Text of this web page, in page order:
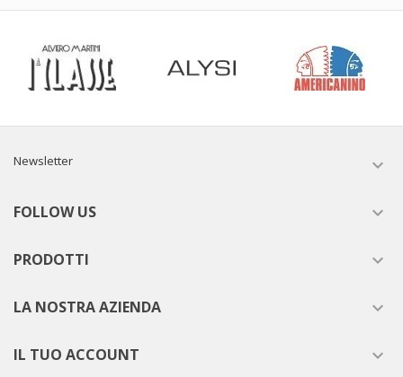
Newsletter 
FOLLOW US 
PRODOTTI 
LA NOSTRA AZIENDA 
IL TUO ACCOUNT 